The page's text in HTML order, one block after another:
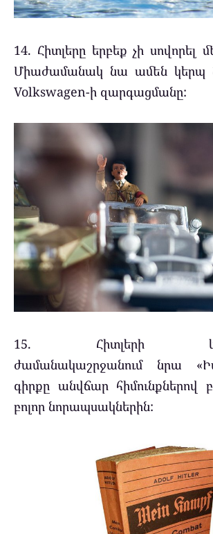
14. Հիտլերը երբեք չի սովորել
Միաժամանակ նա ամեն կերպ
Volkswagen-ի զարգացմանը:
15. Հիտլերի
ժամանակաշրջանում նրա
գիրքը անվճար հիմունքներով
բոլոր նորապսակներին: